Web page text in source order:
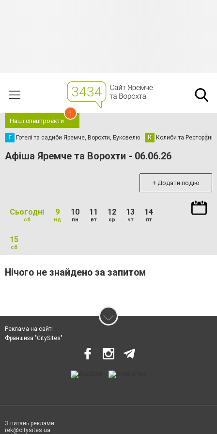
Наші спецпроєкти
1
Г Готелі та садиби Яремче, Ворохти, Буковелю К Колиби та Ресторани
Афіша Яремче та Ворохти - 06.06.26
+ Додати подію
Сьогодні
сб
9
нд
10
пн
11
вт
12
ср
13
чт
14
пт
15
сб
Нічого не знайдено за запитом
Реклама на сайті
Франшиза "CitySites"
З питань реклами:
rek@citysites.ua